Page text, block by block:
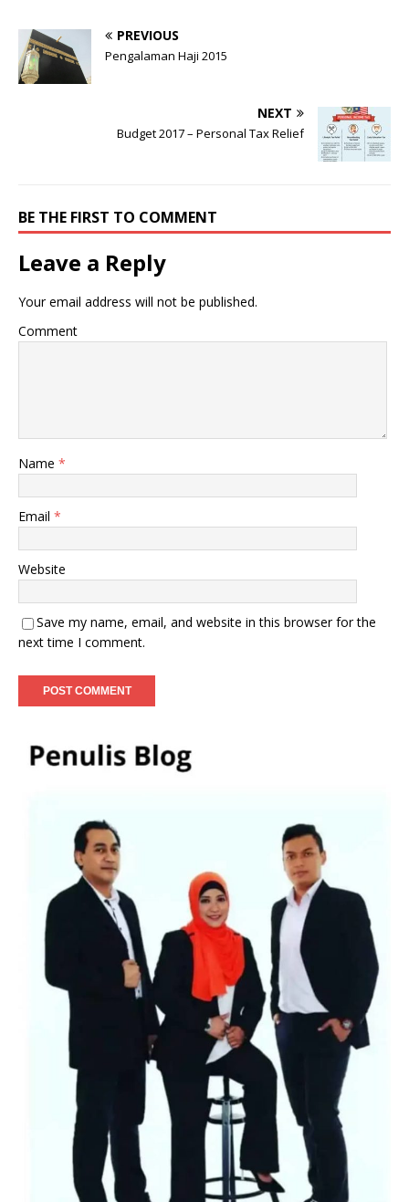
PREVIOUS
Pengalaman Haji 2015
NEXT
Budget 2017 – Personal Tax Relief
BE THE FIRST TO COMMENT
Leave a Reply
Your email address will not be published.
Comment
Name *
Email *
Website
Save my name, email, and website in this browser for the
next time I comment.